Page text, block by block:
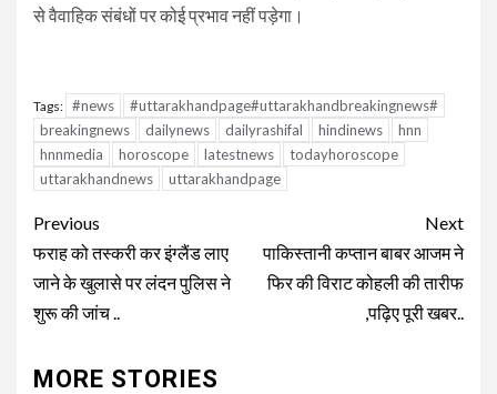
से वैवाहिक संबंधों पर कोई प्रभाव नहीं पड़ेगा।
Tags: #news
#uttarakhandpage#uttarakhandbreakingnews#
breakingnews
dailynews dailyrashifal hindinews
hnn
hnnmedia
horoscope latestnews
todayhoroscope
uttarakhandnews
uttarakhandpage
Continue
Reading
Previous
फराह को तस्करी कर इंग्लैंड लाए
जाने के खुलासे पर लंदन पुलिस ने
शुरू की जांच ..
Next
पाकिस्तानी कप्तान बाबर आजम ने
फिर की विराट कोहली की तारीफ
,पढ़िए पूरी खबर..
MORE STORIES